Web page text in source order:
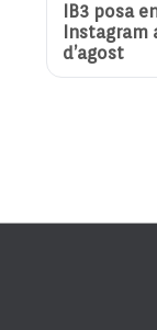
IB3 posa
Instagram
d’agost